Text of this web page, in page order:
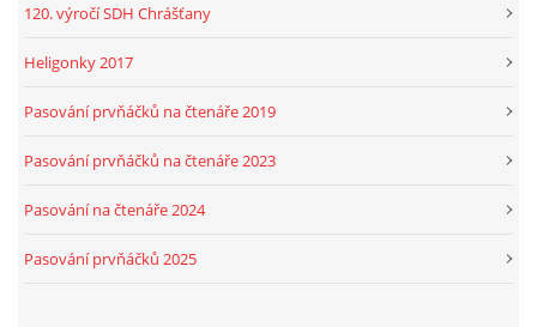
120. výročí SDH Chrášťany
Heligonky 2017
Pasování prvňáčků na čtenáře 2019
Pasování prvňáčků na čtenáře 2023
Pasování na čtenáře 2024
Pasování prvňáčků 2025